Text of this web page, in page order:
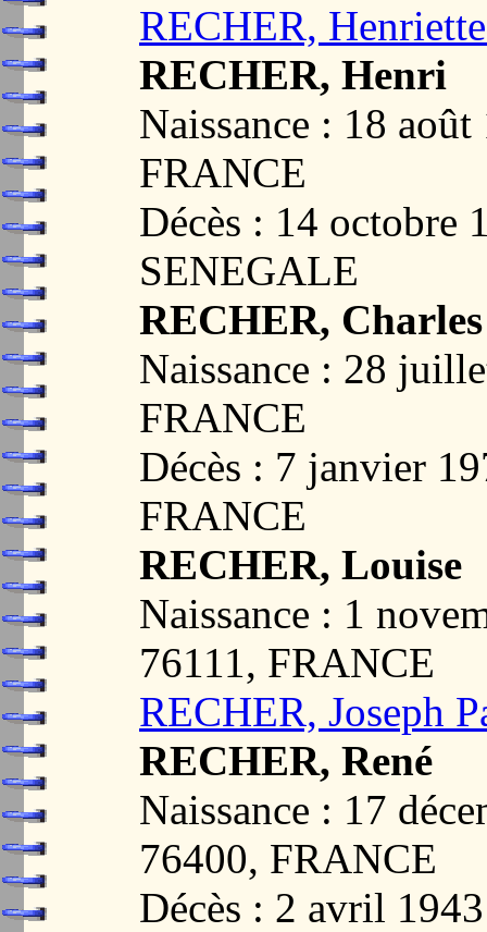
RECHER,
RECHER, Henri
Naissance : 18
FRANCE
Décès : 14 octobre
SENEGALE
RECHER,
Naissance : 28
FRANCE
Décès : 7 janvier
FRANCE
RECHER, Louise
Naissance : 1
76111, FRANCE
RECHER, Joseph
RECHER, René
Naissance : 17
76400, FRANCE
Décès : 2 avril 1943